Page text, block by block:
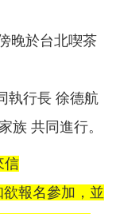
晚於台北喫茶
執行長 徐德航
族 共同進行。
信
欲報名參加，並